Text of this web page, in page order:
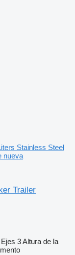
Stainless Steel
nueva
Trailer
Ejes 3Altura de la